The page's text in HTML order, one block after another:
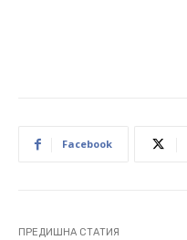
Facebook
ПРЕДИШНА СТАТИЯ